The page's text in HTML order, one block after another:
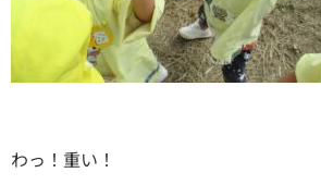
わっ！重い！